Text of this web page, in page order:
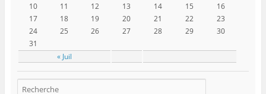
« Juil
10
11 12 13 14 15
16
17
18 19 20 21 22
23
24
25 26 27 28 29
30
31